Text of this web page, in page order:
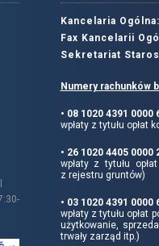
Kancelaria Ogólna:
Fax Kancelarii
Sekretariat
Numery rachunków
• 08 1020 4391 0000
wpłaty z tytułu opłat
• 26 1020 4405 0000
wpłaty z tytułu
z rejestru gruntów)
• 03 1020 4391 0000
wpłaty z tytułu opłat
użytkowanie,
trwały zarząd itp.)